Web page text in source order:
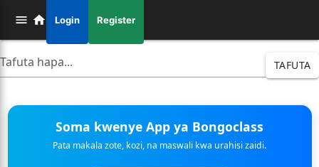
Login Register
TAFUTA
Soma kwenye App ya Bongoclass
Pata makala zote, kozi, na maswali kwa urahisi zaidi.